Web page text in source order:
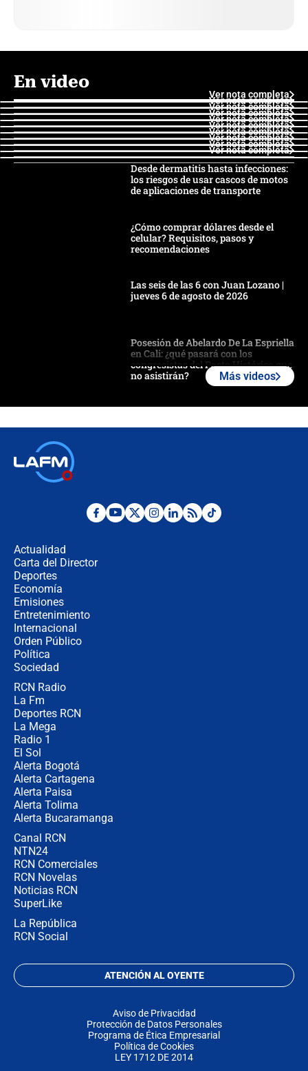
En video
Ver nota completa
Ver nota completa
Ver nota completa
Ver nota completa
Ver nota completa
Ver nota completa
Ver nota completa
Ver nota completa
Ver nota completa
Ver nota completa
Desde dermatitis hasta infecciones:
los riesgos de usar cascos de motos
de aplicaciones de transporte
¿Cómo comprar dólares desde el
celular? Requisitos, pasos y
recomendaciones
Las seis de las 6 con Juan Lozano |
jueves 6 de agosto de 2026
Posesión de Abelardo De La Espriella
en Cali: ¿qué pasará con los
congresistas del Pacto Histórico que
no asistirán?
¿Por qué De la Espriella gobernará
Más videos
Actualidad
Carta del Director
Deportes
Economía
Emisiones
Entretenimiento
Internacional
Orden Público
Política
Sociedad
RCN Radio
La Fm
Deportes RCN
La Mega
Radio 1
El Sol
Alerta Bogotá
Alerta Cartagena
Alerta Paisa
Alerta Tolima
Alerta Bucaramanga
Canal RCN
NTN24
RCN Comerciales
RCN Novelas
Noticias RCN
SuperLike
La República
RCN Social
ATENCIÓN AL OYENTE
Aviso de Privacidad
Protección de Datos Personales
Programa de Ética Empresarial
Política de Cookies
LEY 1712 DE 2014